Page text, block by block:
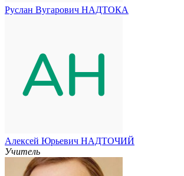
Руслан Вугарович НАДТОКА
Алексей Юрьевич НАДТОЧИЙ
Учитель